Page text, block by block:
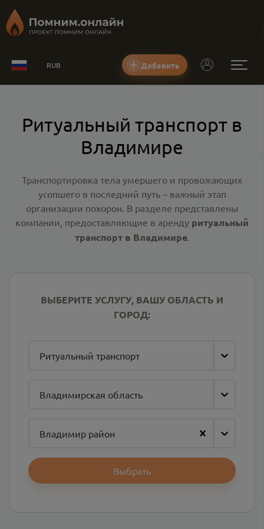
RUB Добавить
Ритуальный транспорт в
Владимире
Транспортировка тела умершего и провожающих
усопшего в последний путь – важный этап
организации похорон. В разделе представлены
компании, предоставляющие в аренду ритуальный
транспорт в Владимире.
ВЫБЕРИТЕ УСЛУГУ, ВАШУ ОБЛАСТЬ И
ГОРОД:
Ритуальный транспорт
Владимирская область
Владимир район
Выбрать